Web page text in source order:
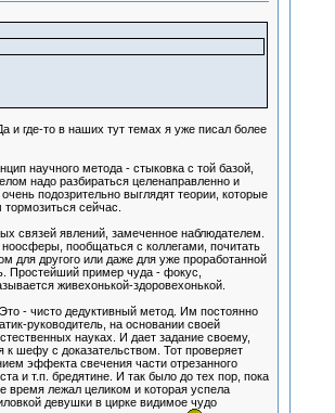
и где-то в наших тут темах я уже писал более
научного метода - стыковка с той базой,
надо разбираться целенаправленно и
подозрительно выглядят теории, которые
сейчас.
связей явлений, замеченное наблюдателем.
пообщаться с коллегами, почитать
для другого или даже для уже проработанной
Простейший пример чуда - фокус,
живехонькой-здоровехонькой.
- чисто дедуктивный метод. Им постоянно
руководитель, на основании своей
науках. И дает задание своему,
к шефу с доказательством. Тот проверяет
эффекта свечения части отрезанного
и т.п. бредятине. И так было до тех пор, пока
время лежал целиком и которая успела
девушки в цирке видимое чудо